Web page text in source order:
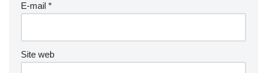
E-mail *
Site web